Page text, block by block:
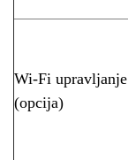
Wi-Fi upravljanje
(opcija)